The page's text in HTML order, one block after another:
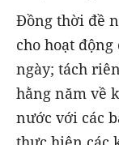
Đồng thời đề
cho hoạt
ngày; tách
hằng năm về
nước với các